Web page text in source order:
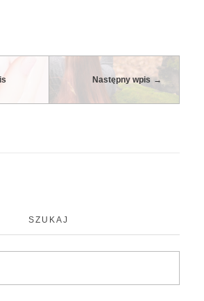
Następny wpis
SZUKAJ